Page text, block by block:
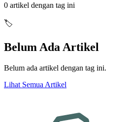
0 artikel dengan tag ini
🏷️
Belum Ada Artikel
Belum ada artikel dengan tag ini.
Lihat Semua Artikel